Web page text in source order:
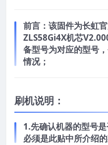
前言： 该固件为长虹
ZLS58Gi4X机芯
备型号为对应的型号
情况；
刷机说明：
1.先确认机器的型号
必须是此贴中所介绍的